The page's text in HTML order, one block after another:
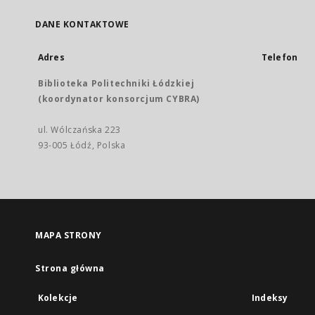
DANE KONTAKTOWE
Adres
Biblioteka Politechniki Łódzkiej
(koordynator konsorcjum CYBRA)
ul. Wólczańska 223
93-005 Łódź, Polska
Telefon
MAPA STRONY
Strona główna
Kolekcje Indeksy